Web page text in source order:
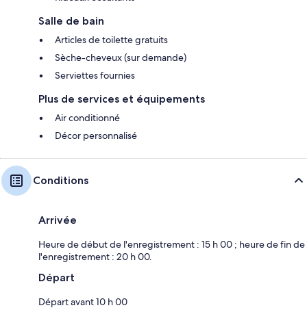
Salle de bain
Articles de toilette gratuits
Sèche-cheveux (sur demande)
Serviettes fournies
Plus de services et équipements
Air conditionné
Décor personnalisé
Conditions
Arrivée
Heure de début de l'enregistrement : 15 h 00 ; heure de fin de
l'enregistrement : 20 h 00.
Départ
Départ avant 10 h 00